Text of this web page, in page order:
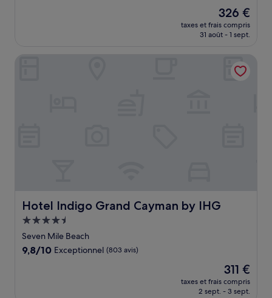
Le
nouveau
prix
de
326 €
326 €
taxes et frais compris
31 août - 1 sept.
Hotel Indigo Grand Cayman by IHG
Hotel Indigo Grand Cayman by IHG
Hébergement
4.5 étoiles
Seven Mile Beach
9.8
9,8/10 Exceptionnel (803 avis)
Le
nouveau
prix
311 €
taxes et frais compris
2 sept. - 3 sept.